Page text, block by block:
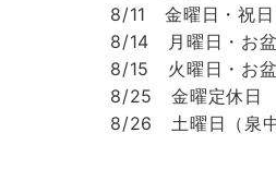
8/11 金曜日・祝日
8/14 月曜日・お
8/15 火曜日・お
8/25 金曜定休日
8/26 土曜日（泉中